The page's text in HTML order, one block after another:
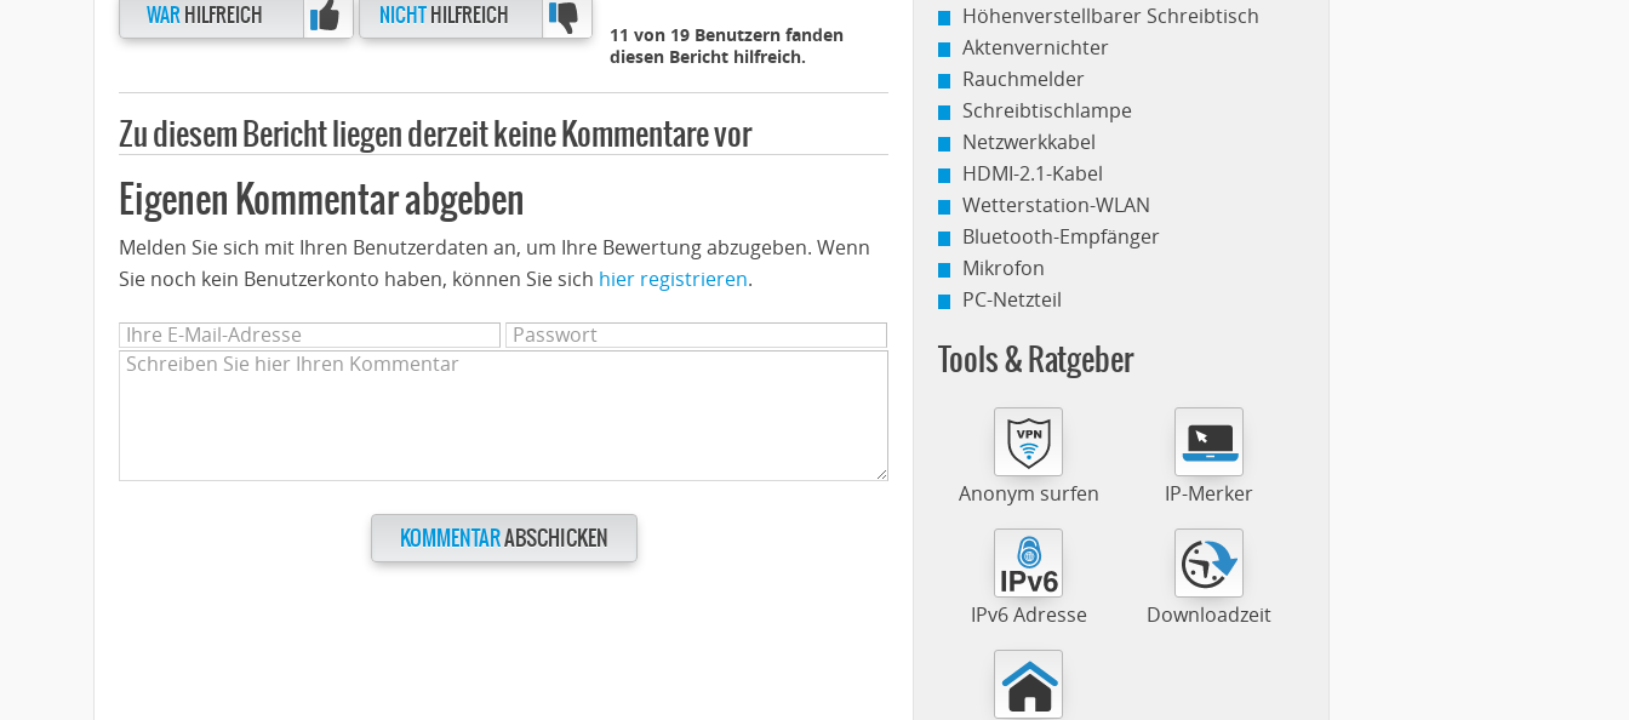
WAR HILFREICH NICHTHILFREICH
11 von 19 Benutzern fanden
diesen Bericht hilfreich.
Zu diesem Bericht liegen derzeit keine Kommentare vor
Eigenen Kommentar abgeben
Melden Sie sich mit Ihren Benutzerdaten an, um Ihre Bewertung abzugeben. Wenn
Sie noch kein Benutzerkonto haben, können Sie sich hier registrieren.
KOMMENTARABSCHICKEN
Höhenverstellbarer Schreibtisch
Aktenvernichter
Rauchmelder
Schreibtischlampe
Netzwerkkabel
HDMI-2.1-Kabel
Wetterstation-WLAN
Bluetooth-Empfänger
Mikrofon
PC-Netzteil
Tools & Ratgeber
Anonym surfen IP-Merker
IPv6 Adresse Downloadzeit